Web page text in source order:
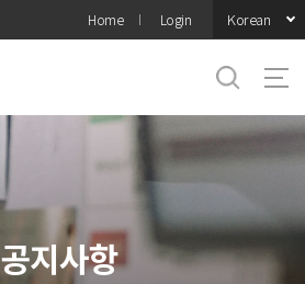
Home Login Korean
공지사항